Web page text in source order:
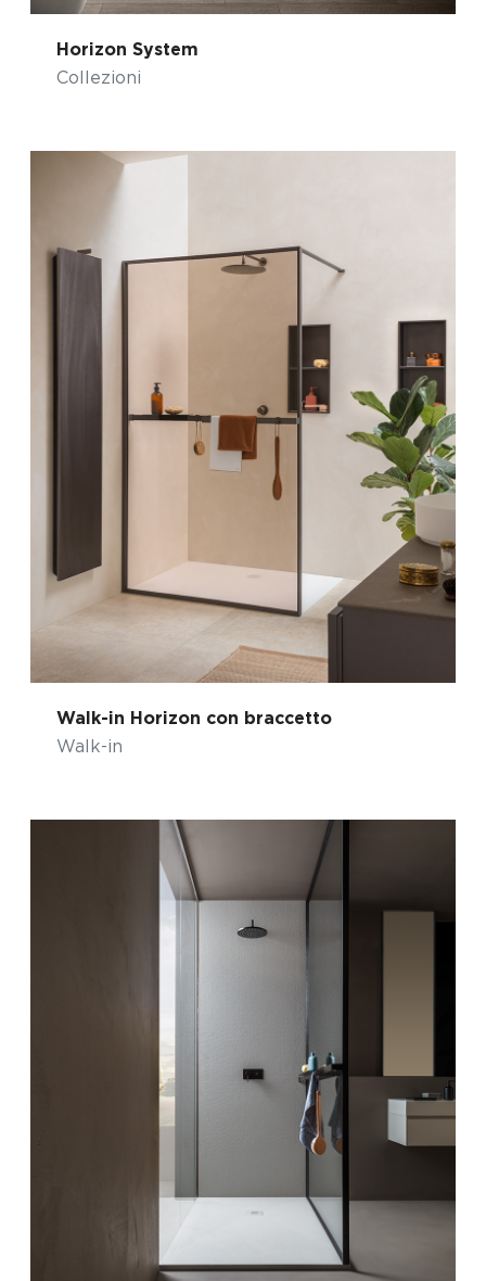
Horizon System
Collezioni
Walk-in Horizon con braccetto
Walk-in